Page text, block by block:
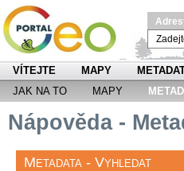
VÍTEJTE MAPY
JAK NA TO
MAPY
Nápověda -
Metadata - Vyhledat